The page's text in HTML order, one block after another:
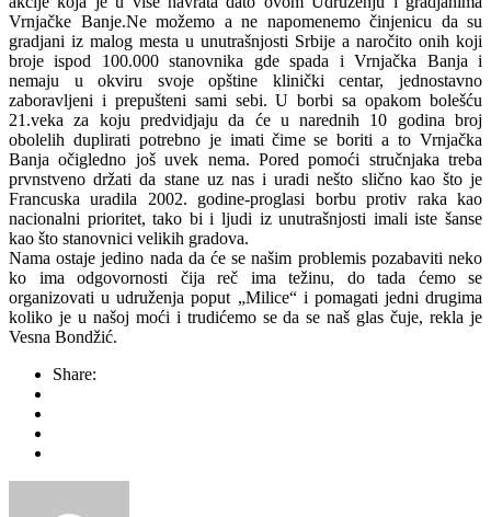
Vrnjačke Banje.Ne možemo a ne napomenemo činjenicu da su
gradjani iz malog mesta u unutrašnjosti Srbije a naročito onih koji
broje ispod 100.000 stanovnika gde spada i Vrnjačka Banja i
nemaju u okviru svoje opštine klinički centar, jednostavno
zaboravljeni i prepušteni sami sebi. U borbi sa opakom bolešću
21.veka za koju predvidjaju da će u narednih 10 godina broj
obolelih duplirati potrebno je imati čime se boriti a to Vrnjačka
Banja očigledno još uvek nema. Pored pomoći stručnjaka treba
prvnstveno držati da stane uz nas i uradi nešto slično kao što je
Francuska uradila 2002. godine-proglasi borbu protiv raka kao
nacionalni prioritet, tako bi i ljudi iz unutrašnjosti imali iste šanse
kao što stanovnici velikih gradova.
Nama ostaje jedino nada da će se našim problemis pozabaviti neko
ko ima odgovornosti čija reč ima težinu, do tada ćemo se
organizovati u udruženja poput „Milice“ i pomagati jedni drugima
koliko je u našoj moći i trudićemo se da se naš glas čuje, rekla je
Vesna Bondžić.
Share: